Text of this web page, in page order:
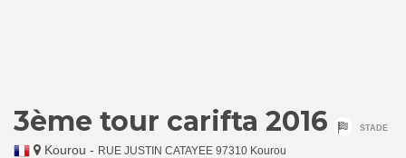
3ème tour carifta 2016
Kourou - RUE JUSTIN CATAYEE 97310 Kourou
STADE